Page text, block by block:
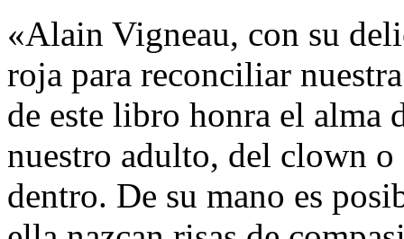
«Alain Vigneau, con su
roja para reconciliar
de este libro honra el alma
nuestro adulto, del clown
dentro. De su mano es